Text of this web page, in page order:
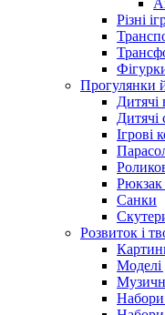
Різні
Прогулянки
Дитячі
Дитячі
Ігрові
Рюкзак
Санки
Розвиток і
Моделі
Набори